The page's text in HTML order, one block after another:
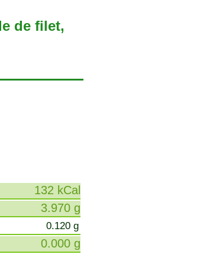
de filet,
132 kCal
3.970 g
0.120 g
0.000 g